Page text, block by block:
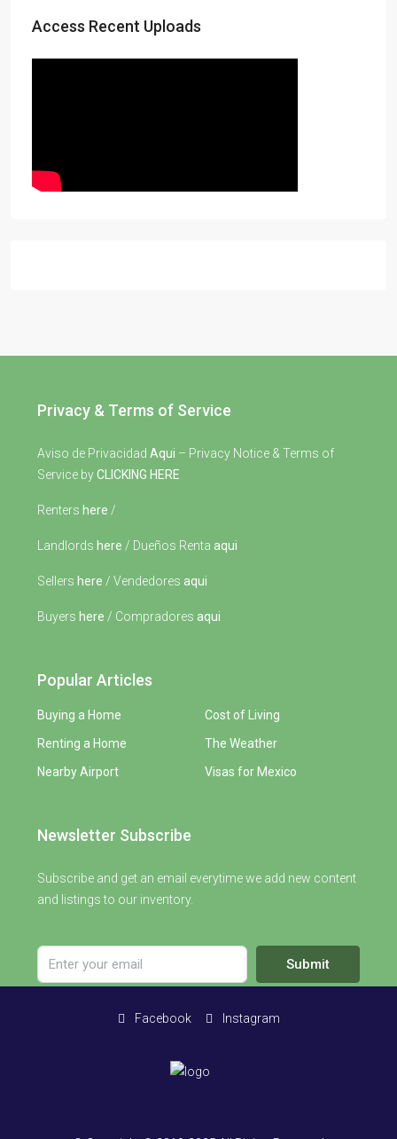
Access Recent Uploads
Privacy & Terms of Service
Aviso de Privacidad Aqui – Privacy Notice & Terms of
Service byCLICKING HERE
Renters here /
Landlords here / Dueños Renta aqui
Sellers here / Vendedores aqui
Buyers here / Compradores aqui
Popular Articles
Buying a Home
Renting a Home
Nearby Airport
Cost of Living
The Weather
Visas for Mexico
Newsletter Subscribe
Subscribe and get an email everytime we add new content
and listings to our inventory.
Submit
Facebook Instagram